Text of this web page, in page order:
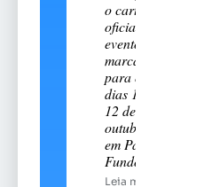
o cartal
oficial do
evento
marcado
para os
dias 11 e
12 de
outubro
em Passo
Fundo
Leia mais